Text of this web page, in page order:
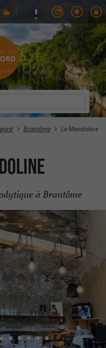
Brantôme La Mandoline
à Brantôme